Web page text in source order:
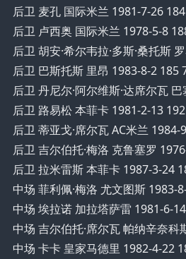
后卫 麦孔 国际米兰 1981-7-26
后卫 卢西奥 国际米兰 1978-5-8
后卫 胡安·希尔韦拉·多斯·桑托斯
后卫 巴斯托斯 里昂 1983-8-2 185
后卫 丹尼尔·阿尔维斯·达席尔瓦
后卫 路易松 本菲卡 1981-2-13
后卫 蒂亚戈·席尔瓦 AC米兰 1984-
后卫 吉尔伯托·梅洛 克鲁塞罗
后卫 拉米雷斯 本菲卡 1987-3-24
中场 菲利佩·梅洛 尤文图斯 1983-
中场 埃拉诺 加拉塔萨雷 1981-6-
中场 吉尔伯托·席尔瓦 帕纳辛奈
中场 卡卡 皇家马德里 1982-4-22